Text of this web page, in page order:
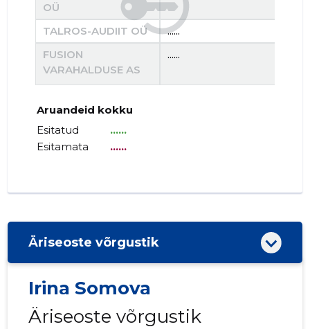
OÜ
TALROS-AUDIIT OÜ ......
FUSION
VARAHALDUSE AS
......
Aruandeid kokku
Esitatud
......
Esitamata
......
Äriseoste võrgustik
Irina Somova
Äriseoste võrgustik